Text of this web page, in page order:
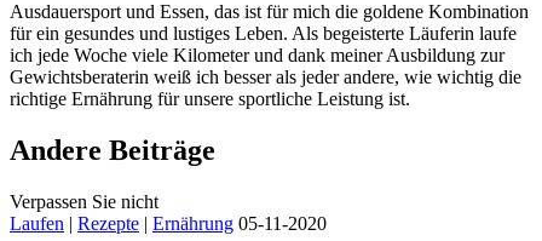
Ausdauersport und Essen, das ist für mich die goldene Kombination
für ein gesundes und lustiges Leben. Als begeisterte Läuferin laufe
ich jede Woche viele Kilometer und dank meiner Ausbildung zur
Gewichtsberaterin weiß ich besser als jeder andere, wie wichtig die
richtige Ernährung für unsere sportliche Leistung ist.
Andere Beiträge
Verpassen Sie nicht
Laufen | Rezepte | Ernährung 05-11-2020